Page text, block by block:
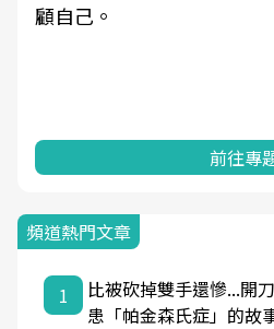
顧自己。
前往專
頻道熱門文章
1
比被砍掉雙手還慘...開
患「帕金森氏症」的故